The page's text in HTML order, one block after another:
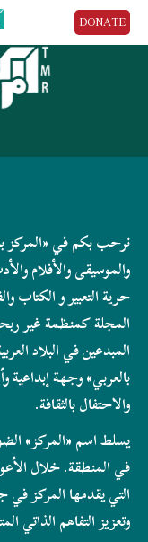
DONATE
نرحب بكم في «المركز
والموسيقى والأفلام
حرية التعبير و الكتاب
المجلة كمنظمة غير
المبدعين في البلاد
بالعربي» وجهة
والاحتفال بالثقافة.
يسلط اسم «المركز»
في المنطقة. خلال
التي يقدمها المركز
وتعزيز التفاهم الذاتي